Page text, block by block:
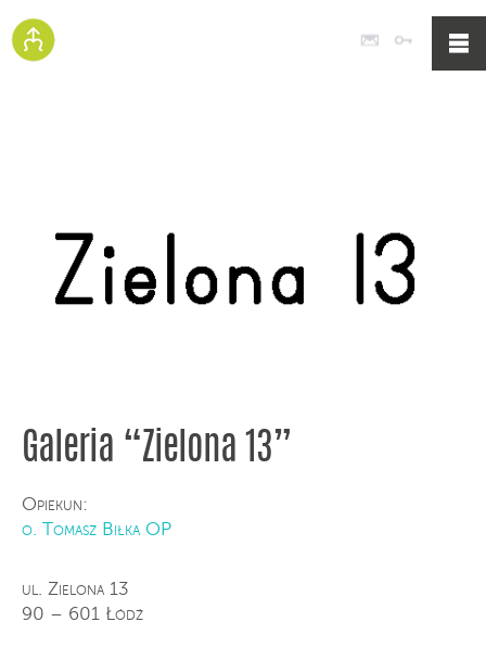
Poczta
Galeria “Zielona 13”
Opiekun:
o. Tomasz Biłka OP
ul. Zielona 13
90 – 601 Łódź